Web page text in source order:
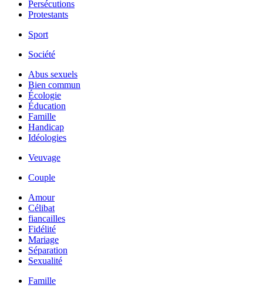
Persécutions
Protestants
Sport
Société
Abus sexuels
Bien commun
Écologie
Éducation
Famille
Handicap
Idéologies
Veuvage
Couple
Amour
Célibat
fiancailles
Fidélité
Mariage
Séparation
Sexualité
Famille